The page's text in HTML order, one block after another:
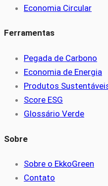
Economia Circular
Ferramentas
Pegada de Carbono
Economia de Energia
Produtos
Score ESG
Glossário Verde
Sobre
Sobre o EkkoGreen
Contato